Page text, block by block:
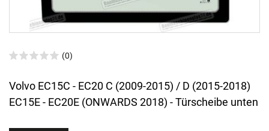
(0)
Volvo EC15C - EC20 C (2009-2015) / D (2015-2018)
EC15E - EC20E (ONWARDS 2018) - Türscheibe unten